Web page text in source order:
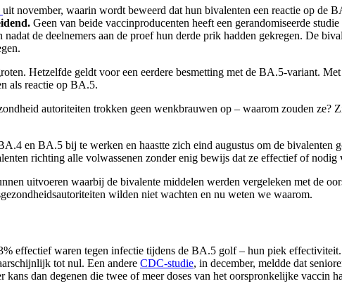
uit november, waarin wordt beweerd dat hun bivalenten een reactie op de
Geen van beide vaccinproducenten heeft een gerandomiseerde
de deelnemers aan de proef hun derde prik hadden gekregen. De
Hetzelfde geldt voor een eerdere besmetting met de BA.5-variant.
als reactie op BA.5.
autoriteiten trokken geen wenkbrauwen op – waarom zouden ze?
en BA.5 bij te werken en haastte zich eind augustus om de bivalenten
richting alle volwassenen zonder enig bewijs dat ze effectief of nodig
uitvoeren waarbij de bivalente middelen werden vergeleken met de
wilden niet wachten en nu weten we waarom.
effectief waren tegen infectie tijdens de BA.5 golf – hun piek
tot nul. Een andere CDC-studie, in december, meldde dat
dan degenen die twee of meer doses van het oorspronkelijke vaccin